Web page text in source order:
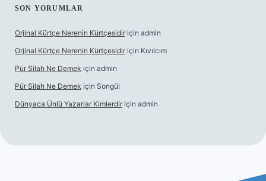
SON YORUMLAR
Orjinal Kürtçe Nerenin Kürtçesidir için admin
Orjinal Kürtçe Nerenin Kürtçesidir için Kıvılcım
Pür Silah Ne Demek için admin
Pür Silah Ne Demek için Songül
Dünyaca Ünlü Yazarlar Kimlerdir için admin